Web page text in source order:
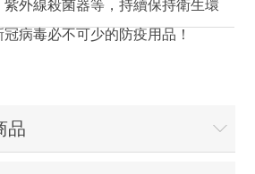
外線殺菌器等，持續保持衛生環
病毒必不可少的防疫用品！
品